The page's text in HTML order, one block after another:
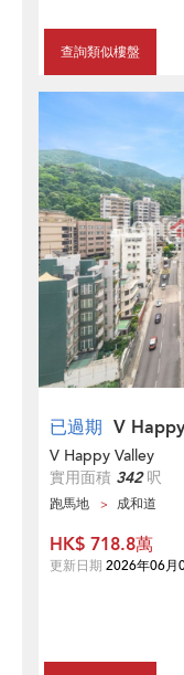
查詢類似樓盤
已過期 V
V Happy Valley
實用面積 342呎
跑馬地 成和道
HK$ 718.8萬
更新日期 2026年06月